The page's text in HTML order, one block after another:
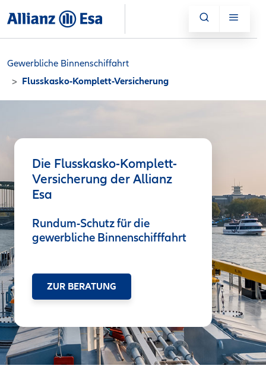
Gewerbliche Binnenschiffahrt
Flusskasko-Komplett-Versicherung
Die Flusskasko-Komplett-
Versicherung der Allianz
Esa
Rundum-Schutz für die
gewerbliche Binnenschifffahrt
ZUR BERATUNG